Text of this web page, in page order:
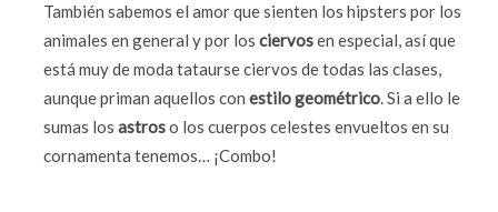
También sabemos el amor que sienten los hipsters por los
animales en general y por losciervosen especial, así que
está muy de moda tataurse ciervos de todas las clases,
aunque priman aquellos conestilo geométrico. Si a ello le
sumas losastroso los cuerpos celestes envueltos en su
cornamenta tenemos… ¡Combo!